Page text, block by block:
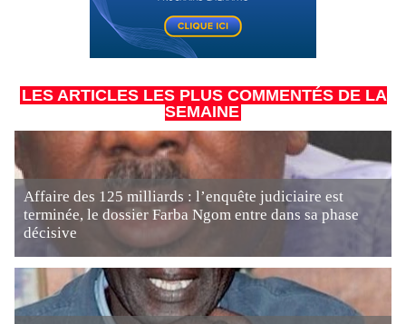
LES ARTICLES LES PLUS COMMENTÉS DE LA
SEMAINE
Affaire des 125 milliards : l’enquête judiciaire est
terminée, le dossier Farba Ngom entre dans sa phase
décisive